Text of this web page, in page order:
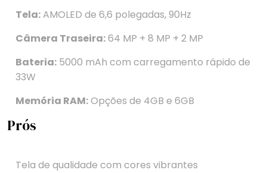
Tela:AMOLED de 6,6 polegadas, 90Hz
Câmera Traseira:64 MP + 8 MP + 2 MP
Bateria: 5000 mAh com carregamento rápido de
33W
Memória RAM:Opções de 4GB e 6GB
Prós
Tela de qualidade com cores vibrantes